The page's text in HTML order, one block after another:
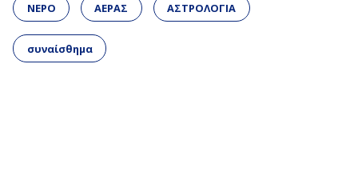
ΝΕΡΟ ΑΕΡΑΣ ΑΣΤΡΟΛΟΓΙΑ
συναίσθημα